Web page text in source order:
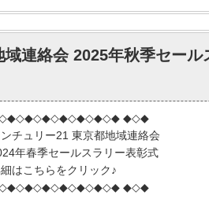
連絡会 2025年秋季セー
◆◇◆
チュリー21 東京都地域連絡会
年春季セールスラリー表彰式
はこちらをクリック♪
◆◇◆